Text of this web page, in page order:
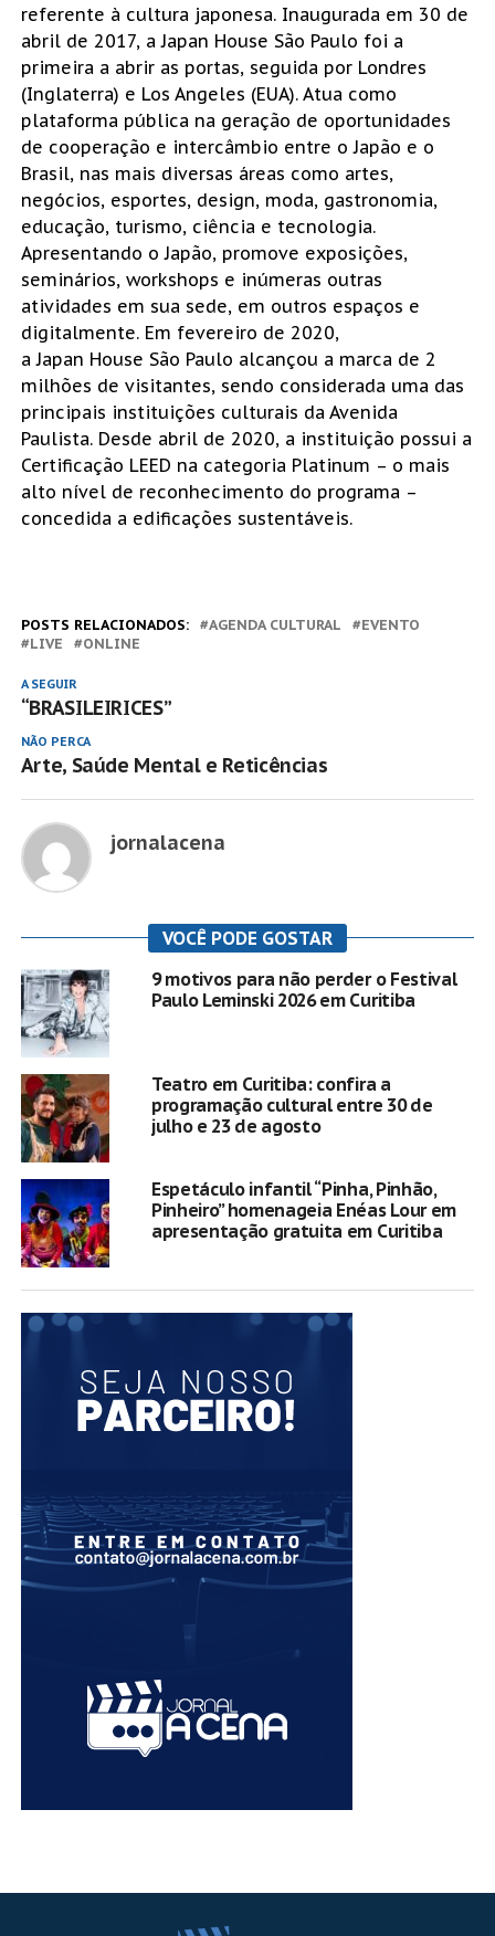
referente à cultura japonesa. Inaugurada em 30 de
abril de 2017, a Japan House São Paulo foi a
primeira a abrir as portas, seguida por Londres
(Inglaterra) e Los Angeles (EUA). Atua como
plataforma pública na geração de oportunidades
de cooperação e intercâmbio entre o Japão e o
Brasil, nas mais diversas áreas como artes,
negócios, esportes, design, moda, gastronomia,
educação, turismo, ciência e tecnologia.
Apresentando o Japão, promove exposições,
seminários, workshops e inúmeras outras
atividades em sua sede, em outros espaços e
digitalmente. Em fevereiro de 2020,
a Japan House São Paulo alcançou a marca de 2
milhões de visitantes, sendo considerada uma das
principais instituições culturais da Avenida
Paulista. Desde abril de 2020, a instituição possui a
Certificação LEED na categoria Platinum – o mais
alto nível de reconhecimento do programa –
concedida a edificações sustentáveis.
POSTS RELACIONADOS: AGENDA CULTURAL
EVENTO
LIVE
ONLINE
A SEGUIR
“BRASILEIRICES”
NÃO PERCA
Arte, Saúde Mental e Reticências
jornalacena
VOCÊ PODE GOSTAR
9 motivos para não perder o Festival
Paulo Leminski 2026 em Curitiba
Teatro em Curitiba: confira a
programação cultural entre 30 de
julho e 23 de agosto
Espetáculo infantil “Pinha, Pinhão,
Pinheiro” homenageia Enéas Lour em
apresentação gratuita em Curitiba